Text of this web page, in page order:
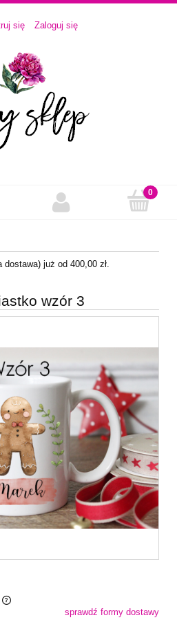
się Zaloguj się
dostawa) już od 400,00 zł.
wzór 3
kosztów płatnościsprawdź formy dostawy